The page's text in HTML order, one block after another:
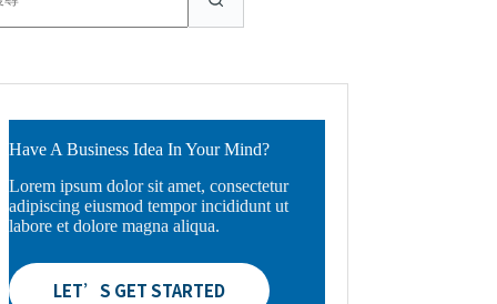
Have A Business Idea In Your Mind?
Lorem ipsum dolor sit amet, consectetur
adipiscing eiusmod tempor incididunt ut
labore et dolore magna aliqua.
LET’S GET STARTED